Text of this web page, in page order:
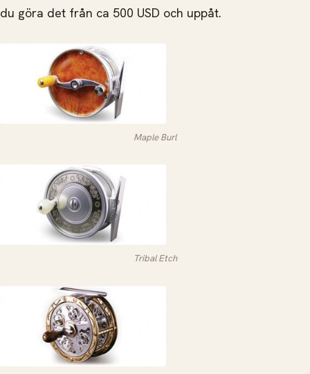
du göra det från ca 500 USD och uppåt.
Maple Burl
Tribal Etch